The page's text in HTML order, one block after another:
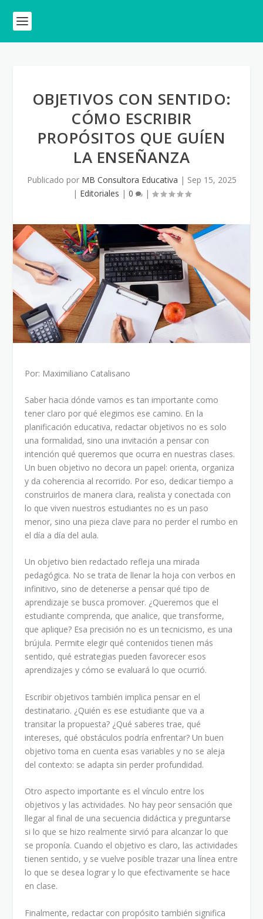
OBJETIVOS CON SENTIDO:
CÓMO ESCRIBIR
PROPÓSITOS QUE GUÍEN
LA ENSEÑANZA
Publicado por MB Consultora Educativa | Sep 15, 2025
| Editoriales | 0 |
Por: Maximiliano Catalisano
Saber hacia dónde vamos es tan importante como
tener claro por qué elegimos ese camino. En la
planificación educativa, redactar objetivos no es solo
una formalidad, sino una invitación a pensar con
intención qué queremos que ocurra en nuestras clases.
Un buen objetivo no decora un papel: orienta, organiza
y da coherencia al recorrido. Por eso, dedicar tiempo a
construirlos de manera clara, realista y conectada con
lo que viven nuestros estudiantes no es un paso
menor, sino una pieza clave para no perder el rumbo en
el día a día del aula.
Un objetivo bien redactado refleja una mirada
pedagógica. No se trata de llenar la hoja con verbos en
infinitivo, sino de detenerse a pensar qué tipo de
aprendizaje se busca promover. ¿Queremos que el
estudiante comprenda, que analice, que transforme,
que aplique? Esa precisión no es un tecnicismo, es una
brújula. Permite elegir qué contenidos tienen más
sentido, qué estrategias pueden favorecer esos
aprendizajes y cómo se evaluará lo que ocurrió.
Escribir objetivos también implica pensar en el
destinatario. ¿Quién es ese estudiante que va a
transitar la propuesta? ¿Qué saberes trae, qué
intereses, qué obstáculos podría enfrentar? Un buen
objetivo toma en cuenta esas variables y no se aleja
del contexto: se adapta sin perder profundidad.
Otro aspecto importante es el vínculo entre los
objetivos y las actividades. No hay peor sensación que
llegar al final de una secuencia didáctica y preguntarse
si lo que se hizo realmente sirvió para alcanzar lo que
se proponía. Cuando el objetivo es claro, las actividades
tienen sentido, y se vuelve posible trazar una línea entre
lo que se desea lograr y lo que efectivamente se hace
en clase.
Finalmente, redactar con propósito también significa